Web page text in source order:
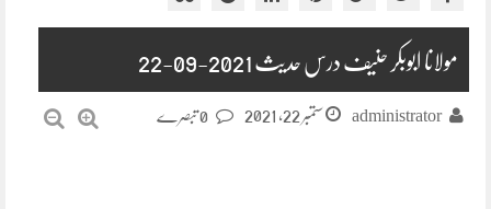
مولانا ابوبکر حنیف درس حدیث 2021-09-22
administrator ستمبر 22, 2021